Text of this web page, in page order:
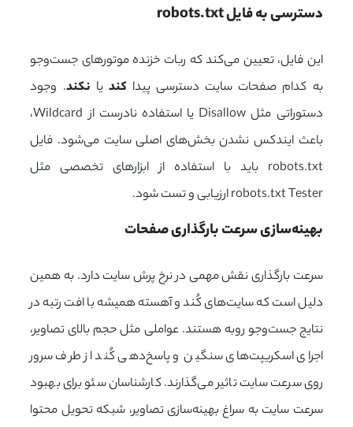
دسترسی به فایل robots.txt
این فایل، تعیین می‌کند که ربات خزنده موتورهای جست‌وجو
به کدام صفحات سایت دسترسی پیداکند یا نکند. وجود
دستوراتی مثل Disallow یا استفاده نادرست از Wildcard،
باعث ایندکس نشدن بخش‌های اصلی سایت می‌شود. فایل
robots.txt باید با استفاده از ابزارهای تخصصی مثل
robots.txt Testerارزیابی و تست شود.
بهینه‌سازی سرعت بارگذاری صفحات
سرعت بارگذاری نقش مهمی در نرخ پرش سایت دارد. به همین
دلیل است که سایت‌های کُند و آهسته همیشه با افت رتبه در
نتایج جست‌وجو روبه هستند. عواملی مثل حجم بالای تصاویر،
اجرای اسکریپت‌های سنگین و پاسخ‌دهی کُند از طرف سرور
روی سرعت سایت تاثیر می‌گذارند. کارشناسان سئو برای بهبود
سرعت سایت به سراغ بهینه‌سازی تصاویر، شبکه تحویل محتوا